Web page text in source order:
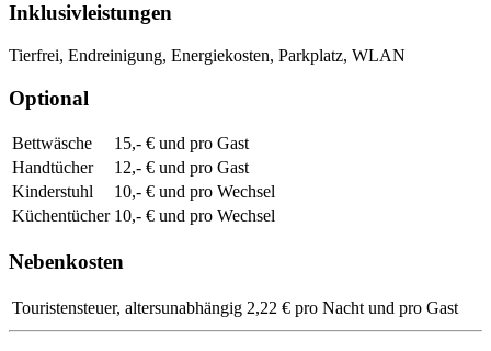
Inklusivleistungen
Tierfrei, Endreinigung, Energiekosten, Parkplatz, WLAN
Optional
Bettwäsche
15,- € und pro Gast
Handtücher
12,- € und pro Gast
Kinderstuhl
10,- € und pro Wechsel
Küchentücher 10,- € und pro Wechsel
Nebenkosten
Touristensteuer, altersunabhängig 2,22 € pro Nacht und pro Gast